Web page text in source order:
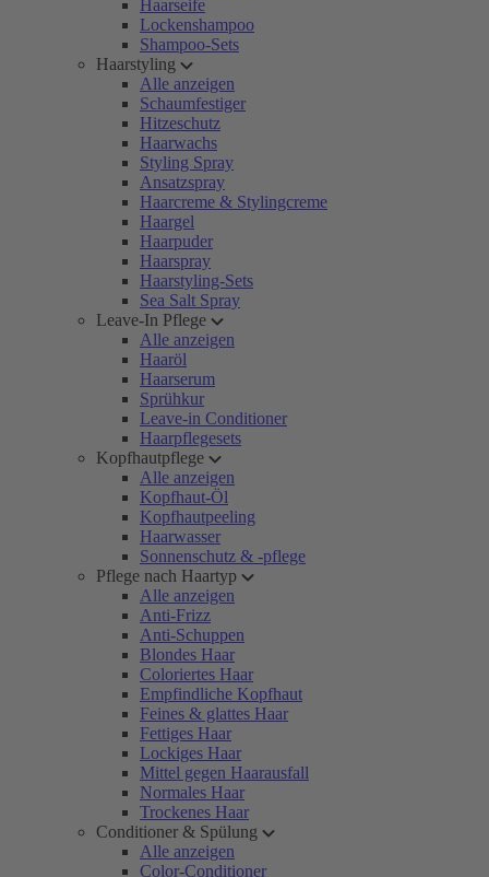
Haarseife
Lockenshampoo
Shampoo-Sets
Haarstyling
Alle anzeigen
Schaumfestiger
Hitzeschutz
Haarwachs
Styling Spray
Ansatzspray
Haarcreme & Stylingcreme
Haargel
Haarpuder
Haarspray
Haarstyling-Sets
Sea Salt Spray
Leave-In Pflege
Alle anzeigen
Haaröl
Haarserum
Sprühkur
Leave-in Conditioner
Haarpflegesets
Kopfhautpflege
Alle anzeigen
Kopfhaut-Öl
Kopfhautpeeling
Haarwasser
Sonnenschutz & -pflege
Pflege nach Haartyp
Alle anzeigen
Anti-Frizz
Anti-Schuppen
Blondes Haar
Coloriertes Haar
Empfindliche Kopfhaut
Feines & glattes Haar
Fettiges Haar
Lockiges Haar
Mittel gegen Haarausfall
Normales Haar
Trockenes Haar
Conditioner & Spülung
Alle anzeigen
Color-Conditioner